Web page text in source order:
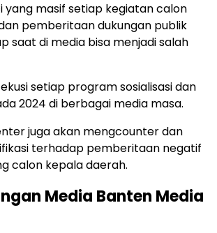
yang masif setiap kegiatan calon
pemberitaan dukungan publik
saat di media bisa menjadi salah
setiap program sosialisasi dan
2024 di berbagai media masa.
juga akan mengcounter dan
terhadap pemberitaan negatif
calon kepala daerah.
Media Banten Media